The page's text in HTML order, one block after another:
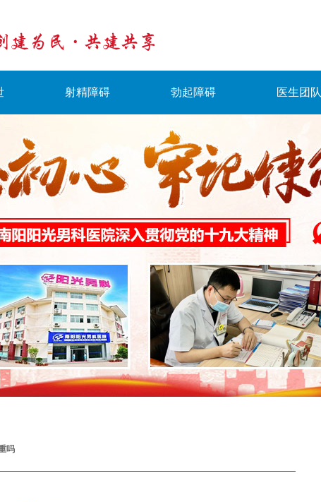
射精障碍 勃起障碍 医生团队
吗